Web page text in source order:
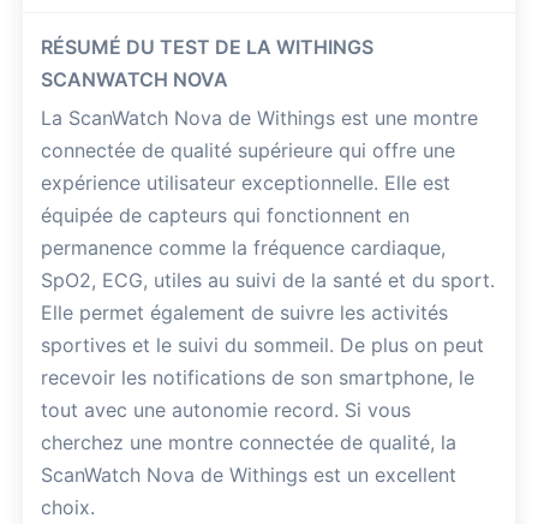
RÉSUMÉ DU TEST DE LA WITHINGS
SCANWATCH NOVA
La ScanWatch Nova de Withings est une montre
connectée de qualité supérieure qui offre une
expérience utilisateur exceptionnelle. Elle est
équipée de capteurs qui fonctionnent en
permanence comme la fréquence cardiaque,
SpO2, ECG, utiles au suivi de la santé et du sport.
Elle permet également de suivre les activités
sportives et le suivi du sommeil. De plus on peut
recevoir les notifications de son smartphone, le
tout avec une autonomie record. Si vous
cherchez une montre connectée de qualité, la
ScanWatch Nova de Withings est un excellent
choix.